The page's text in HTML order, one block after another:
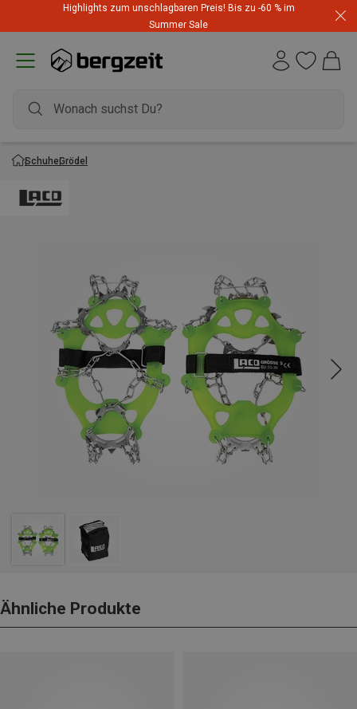
Highlights zum unschlagbaren Preis! Bis zu -60 % im
Summer Sale
SchuheGrödel
Ähnliche Produkte